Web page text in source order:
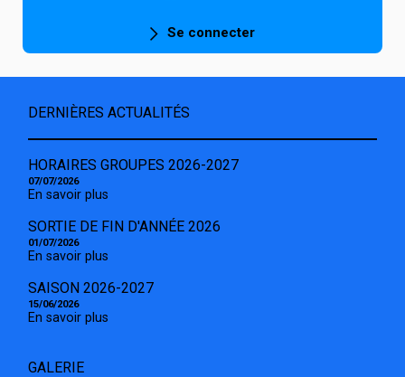
Se connecter
DERNIÈRES ACTUALITÉS
HORAIRES GROUPES 2026-2027
07/07/2026
En savoir plus
SORTIE DE FIN D'ANNÉE 2026
01/07/2026
En savoir plus
SAISON 2026-2027
15/06/2026
En savoir plus
GALERIE